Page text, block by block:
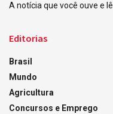
A notícia que você ouve e lê.
Editorias
Brasil
Mundo
Agricultura
Concursos e Emprego